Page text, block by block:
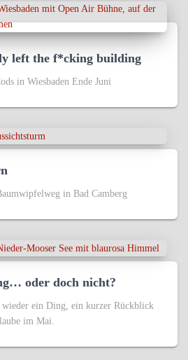
left the f*cking building
in Wiesbaden Ende Juni
in Bad Camberg
oder doch nicht?
wieder ein Ding, ein kurzer Rückblick
im Mai.